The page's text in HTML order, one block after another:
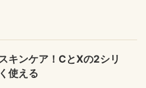
キンケア！CとXの2シリ
使える